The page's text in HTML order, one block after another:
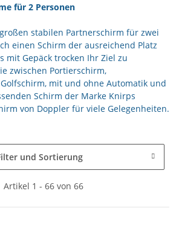
für 2 Personen
stabilen Partnerschirm für zwei
einen Schirm der ausreichend Platz
mit Gepäck trocken Ihr Ziel zu
zwischen Portierschirm,
mit und ohne Automatik und
Schirm der Marke Knirps
von Doppler für viele Gelegenheiten.
und Sortierung
Artikel 1 - 66 von 66